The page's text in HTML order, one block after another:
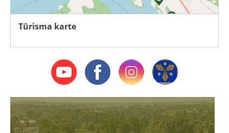
Tūrisma karte